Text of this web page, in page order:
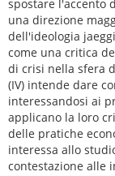
spostare l'accento
una direzione
dell'ideologia
come una critica
di crisi nella sfera
(IV) intende dare
interessandosi ai
applicano la loro
delle pratiche
interessa allo
contestazione alle